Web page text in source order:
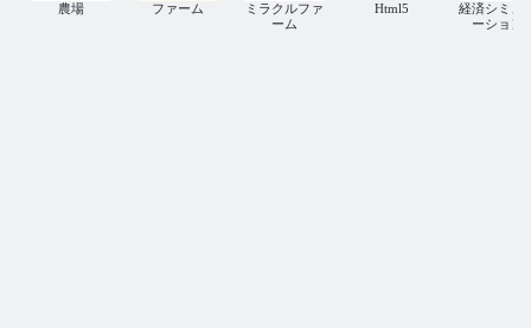
農場 ファーム
ミラクルファ
ーム
Html5
経済シミュ
ーション